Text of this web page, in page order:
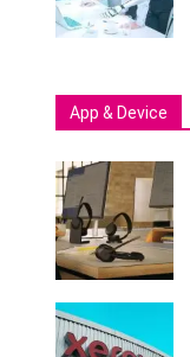
App & Device